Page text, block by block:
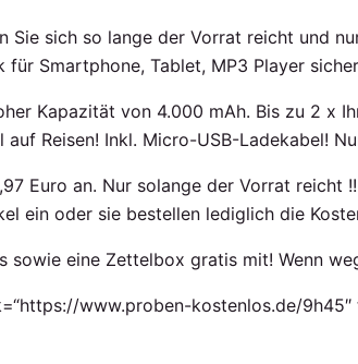
Sie sich so lange der Vorrat reicht und
Smartphone, Tablet, MP3 Player
Kapazität von 4.000 mAh. Bis zu 2 x
Reisen! Inkl. Micro-USB-Ladekabel!
Euro an. Nur solange der Vorrat reicht !!
ein oder sie bestellen lediglich die
sowie eine Zettelbox gratis mit! Wenn
www.proben-kostenlos.de/